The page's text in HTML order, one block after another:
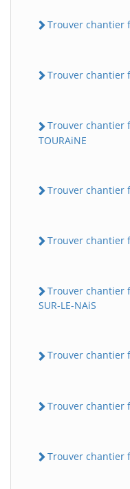
Trouver chantier
Trouver chantier
Trouver chantier
TOURAiNE
Trouver chantier
Trouver chantier
Trouver chantier
SUR-LE-NAiS
Trouver chantier
Trouver chantier
Trouver chantier